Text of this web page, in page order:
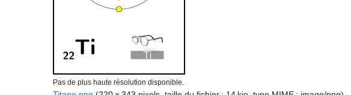
Pas de plus haute résolution disponible.